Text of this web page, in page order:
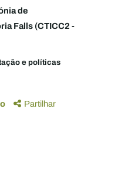
de
Falls (CTICC2 -
e políticas
Partilhar